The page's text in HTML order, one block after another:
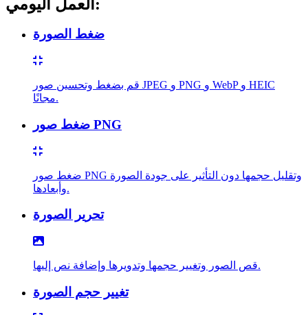
العمل اليومي:
ضغط الصورة
قم بضغط وتحسين صور JPEG و PNG و WebP و HEIC
مجانًا.
ضغط صور PNG
ضغط صور PNG وتقليل حجمها دون التأثير على جودة الصورة
وأبعادها.
تحرير الصورة
قص الصور وتغيير حجمها وتدويرها وإضافة نص إليها.
تغيير حجم الصورة